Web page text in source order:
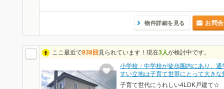
物件詳細を見る お問
ここ最近で838回 見られています！現在3人が検討中です。
小学校・中学校が徒歩圏内にあり、通
すい立地は子育て世帯にとって大き
子育て世代にうれしい4LDK戸建て☆